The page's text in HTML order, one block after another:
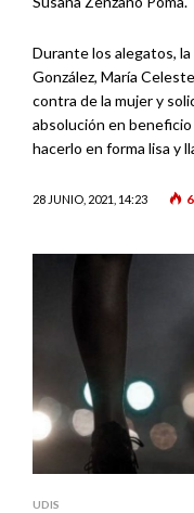
Durante los alegatos,
González, María
contra de la mujer y
absolución en
hacerlo en forma lisa y
28 JUNIO, 2021, 14:23
UDIS